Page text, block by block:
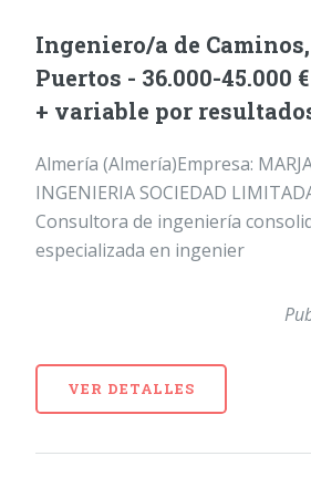
Ingeniero/a de
Puertos - 36.000-45.000
+ variable por
Almería (Almería)Empresa:
INGENIERIA SOCIEDAD
Consultora de ingeniería
especializada en ingenier
VER DETALLES